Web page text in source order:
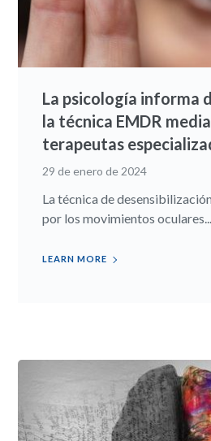
La psicología informa
la técnica EMDR
terapeutas
29 de enero de 2024
La técnica de
por los movimientos oculares...
LEARN MORE